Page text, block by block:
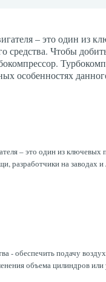
– это один из
средства. Чтобы
особенностях
– это один из ключевых
разработчики на заводах
- обеспечить подачу
объема цилиндров